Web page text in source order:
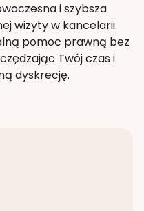
i szybsza
wizyty w kancelarii.
pomoc prawną bez
Twój czas i
dyskrecję.